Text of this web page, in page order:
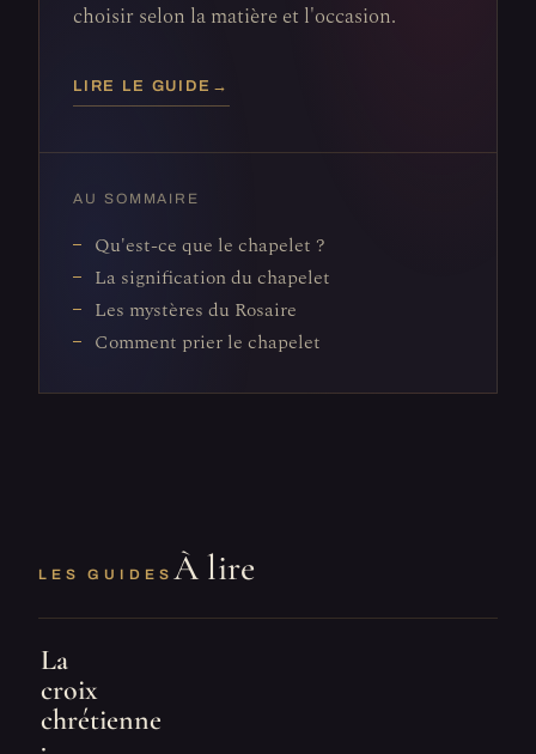
choisir selon la matière et l'occasion.
LIRE LE GUIDE →
AU SOMMAIRE
Qu'est-ce que le chapelet ?
La signification du chapelet
Les mystères du Rosaire
Comment prier le chapelet
LES GUIDES À lire
La
croix
chrétienne